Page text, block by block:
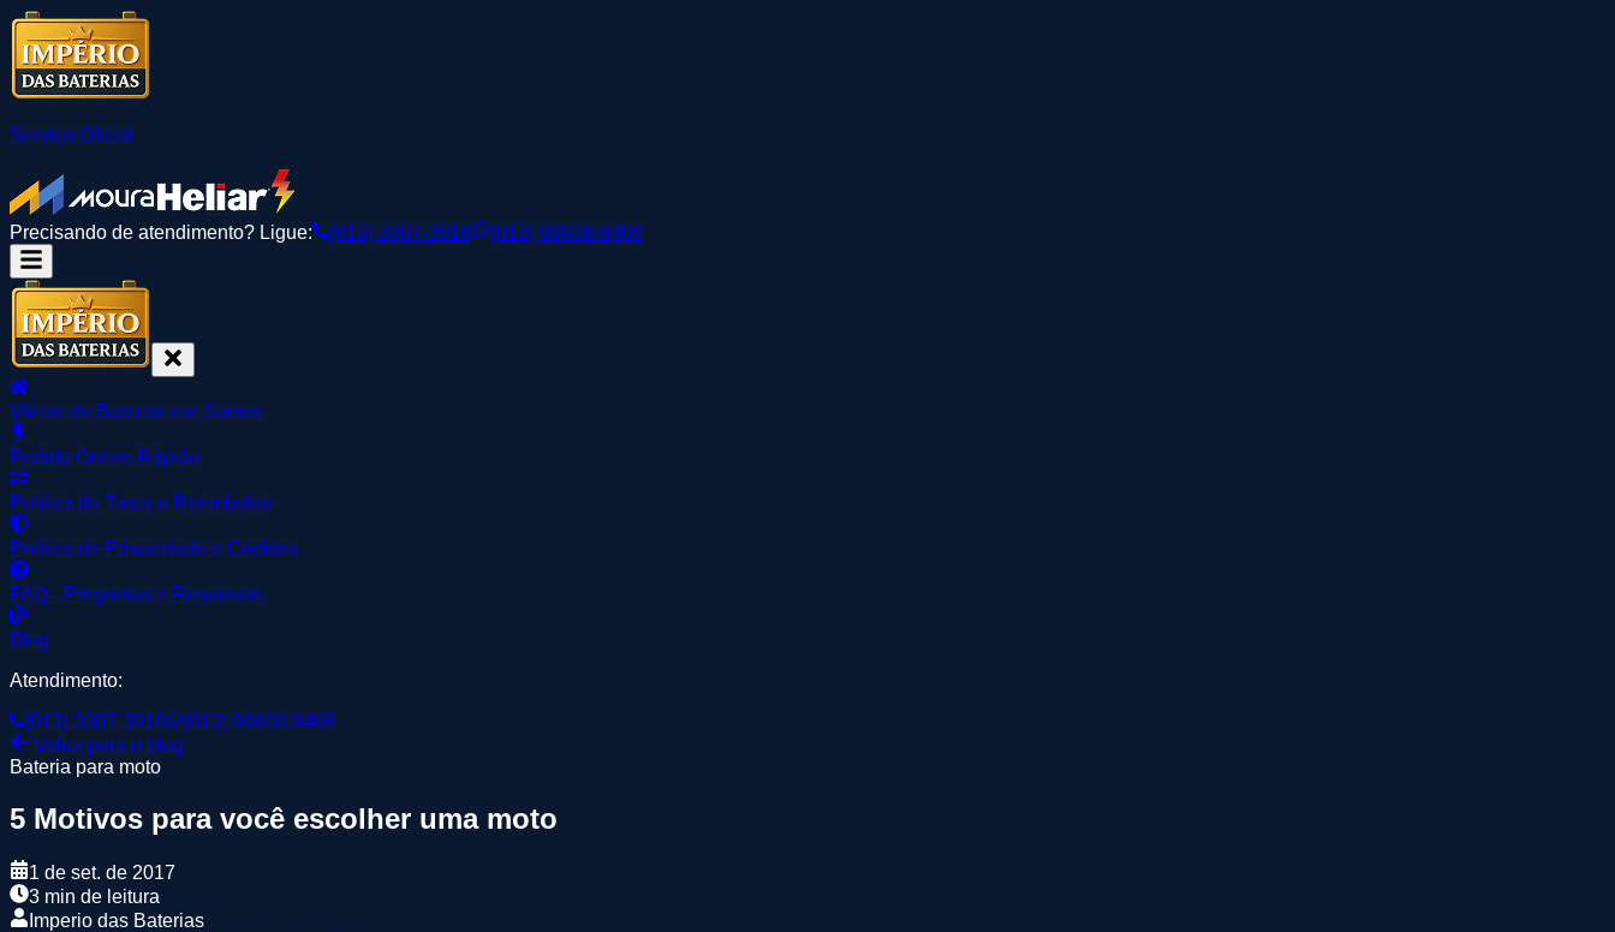
Serviço Oficial
Precisando de atendimento? Ligue: (013) 3307-3918 (013) 99608-8408
Vitrine de Baterias em Santos
Pedido Online Rápido
Política de Troca e Reembolso
Política de Privacidade e Cookies
FAQ - Perguntas e Respostas
Blog
Atendimento:
(013) 3307-3918
(013) 99608-8408
Voltar para o blog
Bateria para moto
5 Motivos para você escolher uma moto
1 de set. de 2017
3 min de leitura
Imperio das Baterias